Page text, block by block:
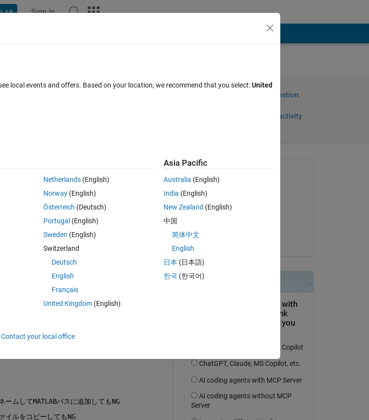
Sign In
を解決できま
Sign in to answer this question.
Sign in to follow activity
てRalsenseD435を呼び出そうとして
してMATLABパスに追加してもNG
ルをコピーしてもNG
on 19 May 2023
local events and offers. Based on your location, we recommend that you select:United
Netherlands(English)
Norway(English)
Österreich (Deutsch)
Portugal (English)
Sweden (English)
Switzerland
Deutsch
English
Français
United Kingdom(English)
Asia Pacific
Australia (English)
India (English)
New Zealand (English)
中国
简体中文
English
日本 (日本語)
한국 (한국어)
Contact your local office